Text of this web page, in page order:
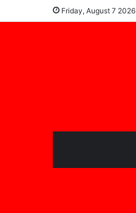
Friday, August 7 2026